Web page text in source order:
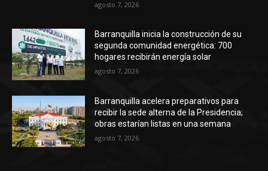
agosto 7, 2026
Barranquilla inicia la construcción de su
segunda comunidad energética: 700
hogares recibirán energía solar
agosto 7, 2026
Barranquilla acelera preparativos para
recibir la sede alterna de la Presidencia;
obras estarían listas en una semana
agosto 7, 2026